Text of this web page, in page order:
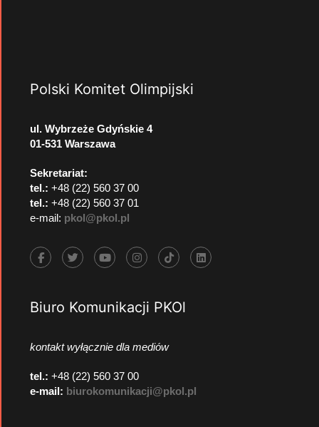
Polski Komitet Olimpijski
ul. Wybrzeże Gdyńskie 4
01-531 Warszawa
Sekretariat:
tel.: +48 (22) 560 37 00
tel.: +48 (22) 560 37 01
e-mail: pkol@pkol.pl
Biuro Komunikacji PKOl
kontakt wyłącznie dla mediów
tel.: +48 (22) 560 37 00
e-mail: biurokomunikacji@pkol.pl